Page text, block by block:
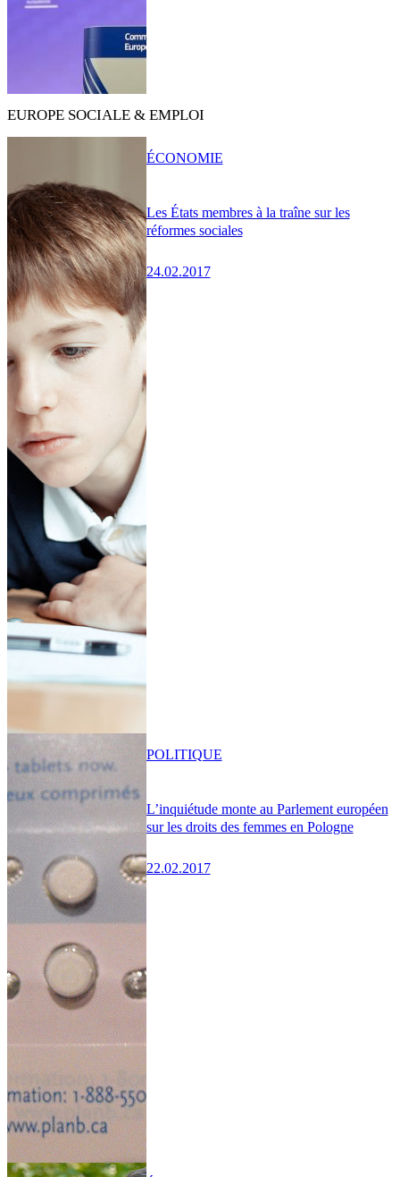
EUROPE SOCIALE & EMPLOI
Les États membres à la traîne sur les
réformes sociales
24.02.2017
ÉCONOMIE
L’inquiétude monte au Parlement européen
sur les droits des femmes en Pologne
22.02.2017
POLITIQUE